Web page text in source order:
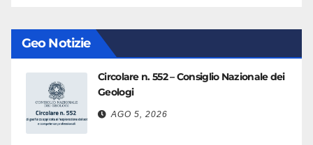
Geo Notizie
Circolare n. 552 – Consiglio Nazionale dei
Geologi
AGO 5, 2026